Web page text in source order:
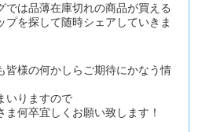
では品薄在庫切れの商品が買える
プを探して随時シェアしていきま
皆様の何かしらご期待にかなう情
いりますので
ま何卒宜しくお願い致します！